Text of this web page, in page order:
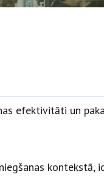
efektivitāti un
kontekstā,